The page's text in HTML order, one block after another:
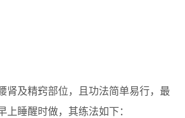
肾及精窍部位，且功法简单易行，最
上睡醒时做，其练法如下：